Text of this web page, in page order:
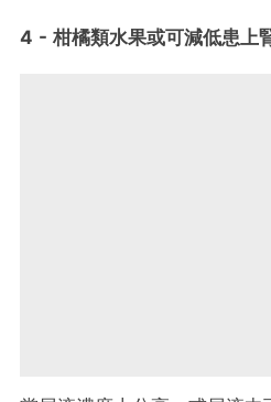
4 - 柑橘類水果或可減低患上